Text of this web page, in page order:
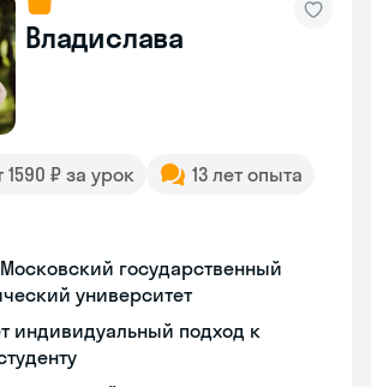
Владислава
1590 ₽ за урок
13 лет опыта
государственный
университет
индивидуальный подход к